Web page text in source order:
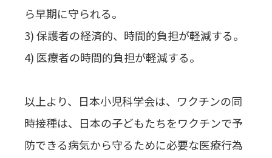
ら早期に守られる。
3) 保護者の経済的、時間的負担が軽減する。
4) 医療者の時間的負担が軽減する。
以上より、日本小児科学会は、ワクチンの同
時接種は、日本の子どもたちをワクチンで予
防できる病気から守るために必要な医療行為